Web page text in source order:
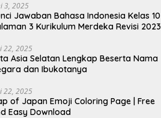
3, 2025
Jawaban Bahasa Indonesia Kelas 10
3 Kurikulum Merdeka Revisi 2023
22, 2025
Asia Selatan Lengkap Beserta Nama
dan Ibukotanya
22, 2025
of Japan Emoji Coloring Page | Free
Easy Download